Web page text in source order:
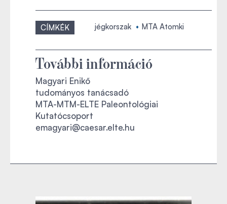
CÍMKÉK jégkorszak MTA Atomki
További információ
Magyari Enikő
tudományos tanácsadó
MTA-MTM-ELTE Paleontológiai
Kutatócsoport
emagyari@caesar.elte.hu